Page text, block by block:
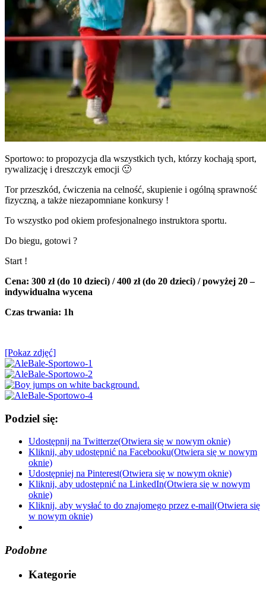
Sportowo: to propozycja dla wszystkich tych, którzy kochają sport,
rywalizację i dreszczyk emocji 🙂
Tor przeszkód, ćwiczenia na celność, skupienie i ogólną sprawność
fizyczną, a także niezapomniane konkursy !
To wszystko pod okiem profesjonalnego instruktora sportu.
Do biegu, gotowi ?
Start !
Cena: 300 zł (do 10 dzieci) / 400 zł (do 20 dzieci) / powyżej 20 –
indywidualna wycena
Czas trwania: 1h
[Pokaz zdjęć]
Podziel się:
Udostępnij na Twitterze(Otwiera się w nowym oknie)
Kliknij, aby udostępnić na Facebooku(Otwiera się w nowym
oknie)
Udostępniej na Pinterest(Otwiera się w nowym oknie)
Kliknij, aby udostępnić na LinkedIn(Otwiera się w nowym
oknie)
Kliknij, aby wysłać to do znajomego przez e-mail(Otwiera się
w nowym oknie)
Podobne
Kategorie